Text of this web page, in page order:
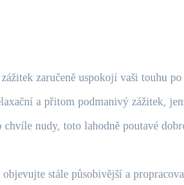
zaručeně uspokojí vaši touhu
a přitom podmanivý zážitek,
nudy, toto lahodně poutavé
stále působivější a